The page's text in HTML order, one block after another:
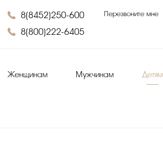
8(8452)250-600
8(800)222-6405
Перезвоните мне
Женщинам Мужчинам Детям